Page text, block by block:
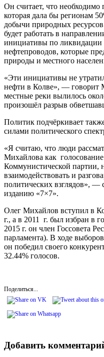
Он считает, что необходимо
которая дала бы регионам
добычи природных
будет работать в
инициативы по
нефтепроводов, которые
природы и местного
«Эти инициативы не
нефти в Колве», — говорит
местные реки вылилось
произошёл разрыв
Политик подчёркивает
силами политического
«Я считаю, что люди
Михайлова как
Коммунистической партии,
взаимодействовать и
политических взглядов»,
изданию «7×7».
Олег Михайлов вступил в
г., а в 2011 г. был избран в
2015 г. он член Госсовета
парламента). В ходе
он победил своего
32.44% голосов.
Поделиться...
Добавить